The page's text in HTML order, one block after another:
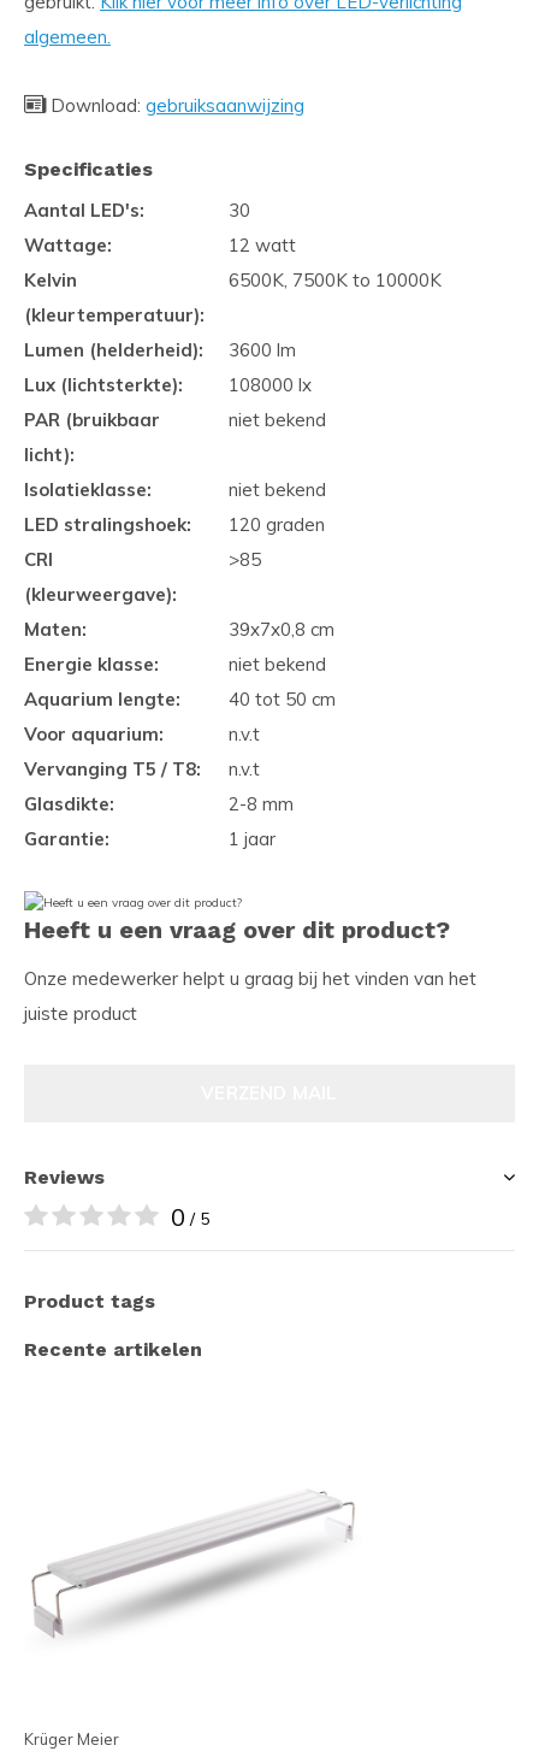
algemeen.
Download: gebruiksaanwijzing
Specificaties
Aantal LED's:
30
Wattage:
12 watt
Kelvin
(kleurtemperatuur):
6500K, 7500K to 10000K
Lumen (helderheid):
3600 lm
Lux (lichtsterkte):
108000 lx
PAR (bruikbaar
licht):
niet bekend
Isolatieklasse:
niet bekend
LED stralingshoek:
120 graden
CRI
(kleurweergave):
>85
Maten:
39x7x0,8 cm
Energie klasse:
niet bekend
Aquarium lengte:
40 tot 50 cm
Voor aquarium:
n.v.t
Vervanging T5 / T8:
n.v.t
Glasdikte:
2-8 mm
Garantie:
1 jaar
Heeft u een vraag over dit product?
Onze medewerker helpt u graag bij het vinden van het
juiste product
Reviews
0 / 5
Product tags
Recente artikelen
Krüger Meier